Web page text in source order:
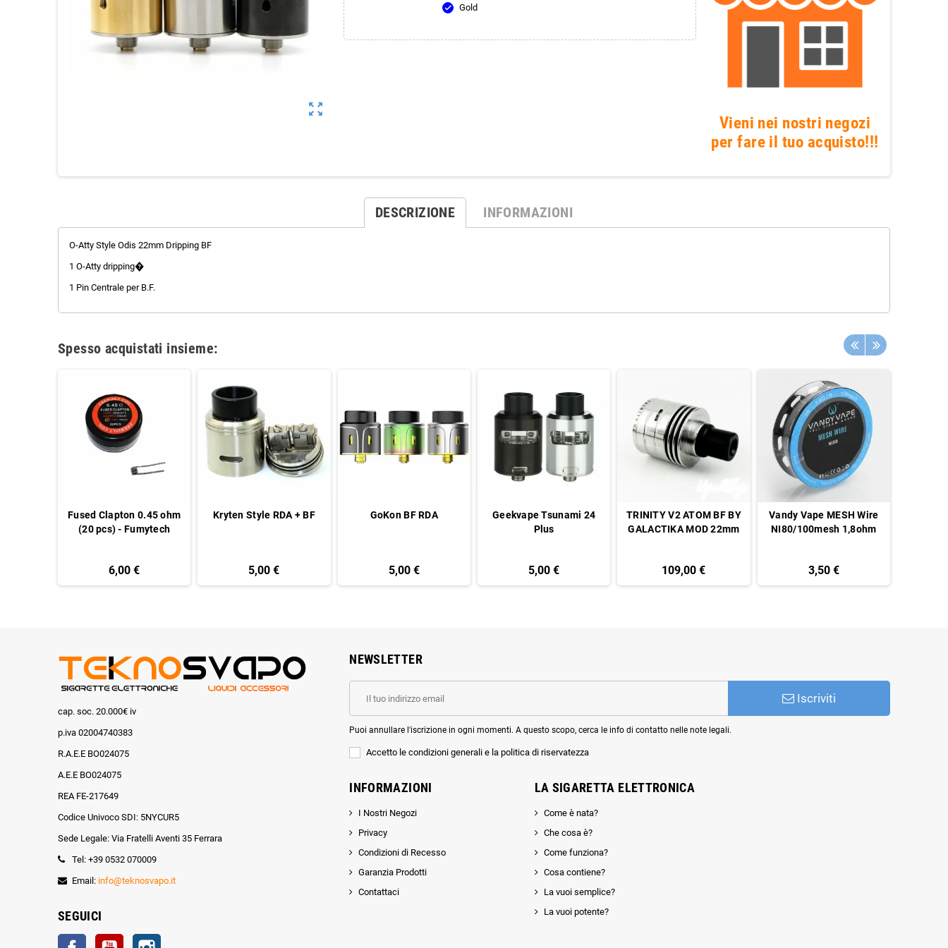
zoom_out_map
check Gold
Vieni nei nostri negozi
per fare il tuo acquisto!!!
DESCRIZIONE INFORMAZIONI
O-Atty Style Odis 22mm Dripping BF
1 O-Atty dripping�
1 Pin Centrale per B.F.
Spesso acquistati insieme:
Fused Clapton 0.45 ohm
(20 pcs) - Fumytech
6,00 €
Kryten Style RDA + BF
5,00 €
GoKon BF RDA
5,00 €
Geekvape Tsunami 24
Plus
5,00 €
TRINITY V2 ATOM BF BY
GALACTIKA MOD 22mm
109,00 €
Vandy Vape MESH Wire
NI80/100mesh 1,8ohm
3,50 €
cap. soc. 20.000€ iv
p.iva 02004740383
R.A.E.E BO024075
A.E.E BO024075
REA FE-217649
Codice Univoco SDI: 5NYCUR5
Sede Legale: Via Fratelli Aventi 35 Ferrara
Tel: +39 0532 070009
Email: info@teknosvapo.it
SEGUICI
Facebook YouTube
NEWSLETTER
Iscriviti
Puoi annullare l'iscrizione in ogni momenti. A questo scopo, cerca le info di contatto nelle note legali.
Accetto le condizioni generali e la politica di riservatezza
INFORMAZIONI
I Nostri Negozi
Privacy
Condizioni di Recesso
Garanzia Prodotti
Contattaci
LA SIGARETTA ELETTRONICA
Come è nata?
Che cosa è?
Come funziona?
Cosa contiene?
La vuoi semplice?
La vuoi potente?